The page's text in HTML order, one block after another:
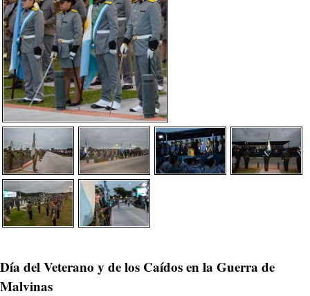
Día del Veterano y de los Caídos en la Guerra de
Malvinas